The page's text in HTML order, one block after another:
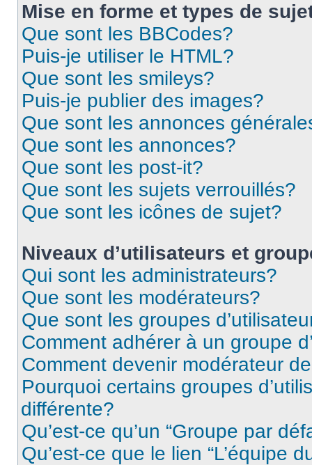
Mise en forme et types de
Que sont les BBCodes?
Puis-je utiliser le HTML?
Que sont les smileys?
Puis-je publier des images?
Que sont les annonces
Que sont les annonces?
Que sont les post-it?
Que sont les sujets verrouillés?
Que sont les icônes de sujet?
Niveaux d’utilisateurs et
Qui sont les administrateurs?
Que sont les modérateurs?
Que sont les groupes
Comment adhérer à un groupe
Comment devenir modérateur
Pourquoi certains groupes
différente?
Qu’est-ce qu’un “Groupe par
Qu’est-ce que le lien “L’équipe